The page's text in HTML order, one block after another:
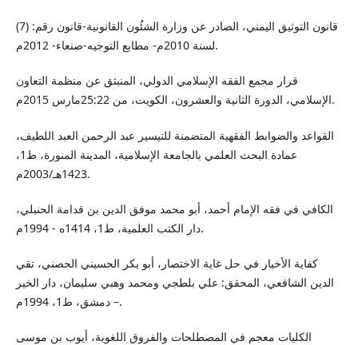
قانون التوثيق اليمني، الصادر عن وزارة الشئٌون القانونية-قانون رقم: (7)
لسنة 2010م- مطابع التوجيه-صنعاء- 2012م.
قرار مجمع الفقه الإسلامي الدولي، المنبثق عن منظمة التعاون
الإسلامي، الدورة الثانية والعشرون، الكويت، من 25:22مارس 2015م.
القواعد والضوابط الفقهية المتضمنة للتيسير عبد الرحمن العبد اللطيف،
عمادة البحث العلمي بالجامعة الإسلامية، المدينة المنورة، ط1،
1423هـ/2003م.
الكافي في فقه الإمام أحمد، أبو محمد موفق الدين بن قدامة الحنبلي،
دار الكتب العلمية، ط1، 1414ه - 1994م.
كفاية الأخيار في حل غاية الاختصار، أبو بكر الحسيني الحصني، تقي
الدين الشافعي، المحقق: علي بلطجي ومحمد وهبي سليمان، دار الخير
– دمشق، ط1، 1994م.
الكليات معجم في المصطلحات والفروق اللغوية، أيوب بن موسى